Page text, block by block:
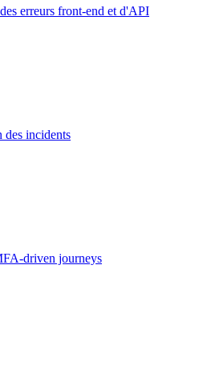
erreurs front-end et d'API
des incidents
driven journeys